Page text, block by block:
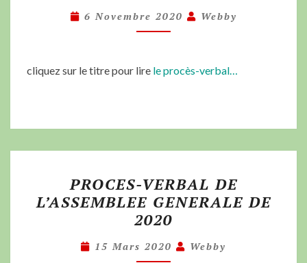
6 Novembre 2020 Webby
cliquez sur le titre pour lire le procès-verbal…
PROCES-VERBAL DE
L’ASSEMBLEE GENERALE DE
2020
15 Mars 2020 Webby